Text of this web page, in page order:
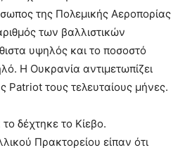
της Πολεμικής Αεροπορίας
των βαλλιστικών
υψηλός και το ποσοστό
Η Ουκρανία αντιμετωπίζει
Patriot τους τελευταίους μήνες.
δέχτηκε το Κίεβο.
Πρακτορείου είπαν ότι